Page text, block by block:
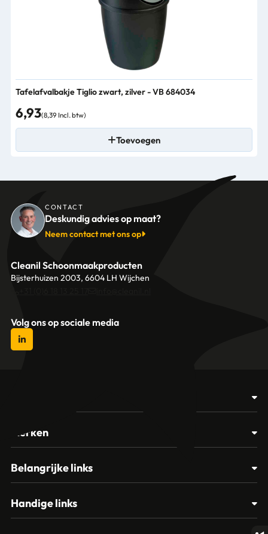
Tafelafvalbakje Tiglio zwart, zilver - VB 684034
6,93(8,39 Incl. btw)
Toevoegen
CONTACT
Deskundig advies op maat?
Neem contact met ons op
Cleanil Schoonmaakproducten
Bijsterhuizen 2003, 6604 LH Wijchen
Volg ons op sociale media
Glasbewassing
Materialen
Papier – Dispensers - Toiletinrichting
Merken
Spectro
Vikan
Belangrijke links
Contact
Handige links